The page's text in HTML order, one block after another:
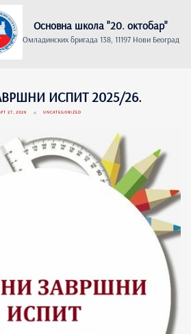
Основна школа "20. oктобар"
Омладинских бригада 138, 11197 Нови Београд
ИСПИТ 2025/26.
27, 2026 UNCATEGORIZED